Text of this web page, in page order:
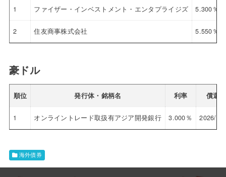
1 ファイザー・インベストメント・エンタプライジズ 5.300％
2 住友商事株式会社 5.550％
豪ドル
順位 発行体・銘柄名 利率 償還日
1 オンライントレード取扱有アジア開発銀行 3.000％ 2026/
海外債券